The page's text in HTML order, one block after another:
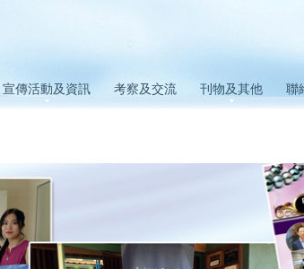
宣傳活動及資訊 考察及交流 刊物及其他 聯